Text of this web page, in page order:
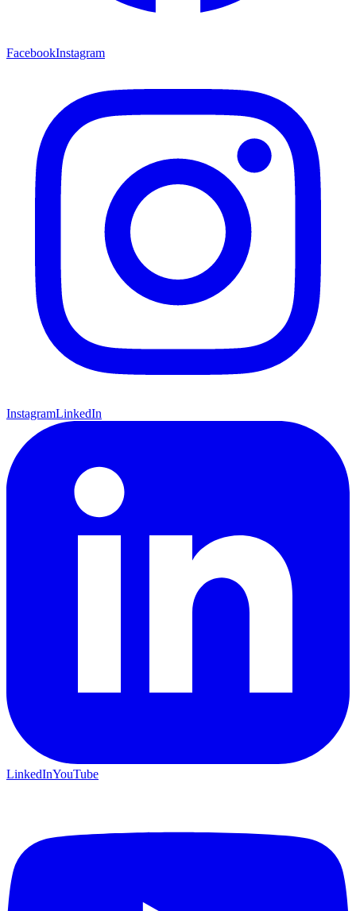
FacebookInstagram
InstagramLinkedIn
LinkedInYouTube